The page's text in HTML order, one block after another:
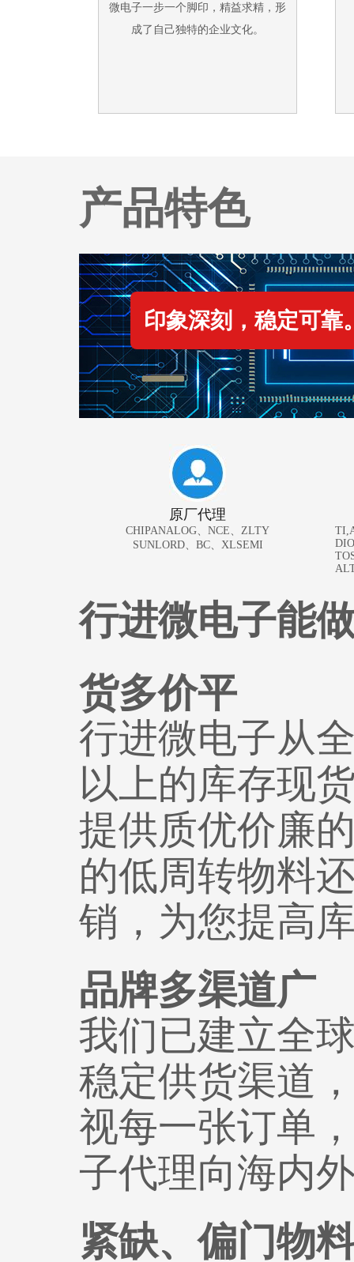
微电子一步一个脚印，精益求精，形
成了自己独特的企业文化。
产品特色
印象深刻，稳定可靠
原厂代理
CHIPANALOG、NCE、ZLTY
SUNLORD、BC、XLSEMI
行进微电子能
货多价平
行进微电子从
以上的库存现
提供质优价廉
的低周转物料
销，为您提高
品牌多渠道广
我们已建立全
稳定供货渠道
视每一张订单
子代理向海内
紧缺、偏门物